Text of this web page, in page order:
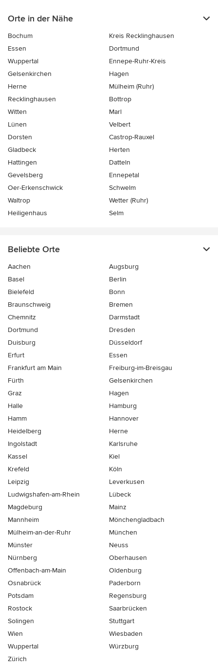
Orte in der Nähe
Bochum
Kreis Recklinghausen
Essen
Dortmund
Wuppertal
Ennepe-Ruhr-Kreis
Gelsenkirchen
Hagen
Herne
Mülheim (Ruhr)
Recklinghausen
Bottrop
Witten
Marl
Lünen
Velbert
Dorsten
Castrop-Rauxel
Gladbeck
Herten
Hattingen
Datteln
Gevelsberg
Ennepetal
Oer-Erkenschwick
Schwelm
Waltrop
Wetter (Ruhr)
Heiligenhaus
Selm
Beliebte Orte
Aachen
Augsburg
Basel
Berlin
Bielefeld
Bonn
Braunschweig
Bremen
Chemnitz
Darmstadt
Dortmund
Dresden
Duisburg
Düsseldorf
Erfurt
Essen
Frankfurt am Main
Freiburg-im-Breisgau
Fürth
Gelsenkirchen
Graz
Hagen
Halle
Hamburg
Hamm
Hannover
Heidelberg
Herne
Ingolstadt
Karlsruhe
Kassel
Kiel
Krefeld
Köln
Leipzig
Leverkusen
Ludwigshafen-am-Rhein
Lübeck
Magdeburg
Mainz
Mannheim
Mönchen­gladbach
Mülheim-an-der-Ruhr
München
Münster
Neuss
Nürnberg
Oberhausen
Offenbach-am-Main
Oldenburg
Osnabrück
Paderborn
Potsdam
Regensburg
Rostock
Saarbrücken
Solingen
Stuttgart
Wien
Wiesbaden
Wuppertal
Würzburg
Zürich